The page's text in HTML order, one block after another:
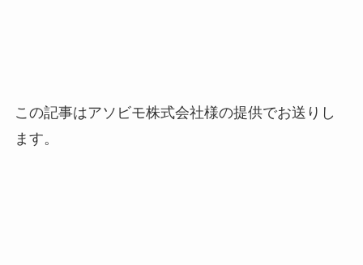
この記事はアソビモ株式会社様の提供でお送りし
ます。